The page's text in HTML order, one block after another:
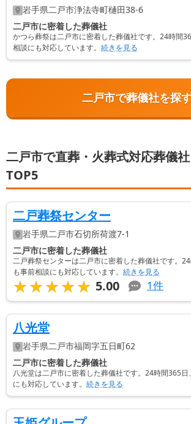
岩手県二戸市浄法寺町樋田38-6
二戸市に密着した葬儀社
かつら葬祭は二戸市に密着した葬儀社です。24時間
相談にも対応しています。 続きを見る
二戸市で葬儀社を探
二戸市で直葬・火葬式対応葬儀
TOP5
二戸葬祭センター
岩手県二戸市石切所荷渡7-1
二戸市に密着した葬儀社
二戸葬祭センターは二戸市に密着した葬儀社です。
も事前相談にも対応しています。 続きを見る
★★★★★
★★★★★ 5.00 1件
八光堂
岩手県二戸市福岡字五日町62
二戸市に密着した葬儀社
八光堂は二戸市に密着した葬儀社です。24時間365
にも対応しています。 続きを見る